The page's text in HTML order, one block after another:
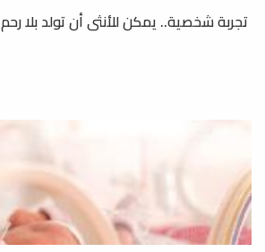
تجربة شخصية.. يمكن للأنثى أن تولد بلا رحم